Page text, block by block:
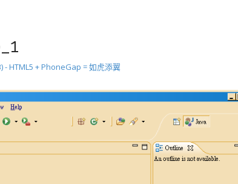
HTML5 + PhoneGap = 如虎添翼